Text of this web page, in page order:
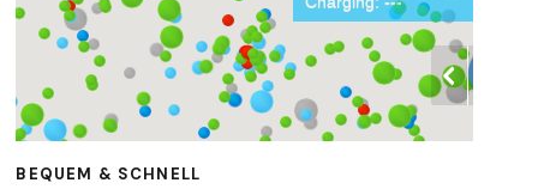
BEQUEM & SCHNELL